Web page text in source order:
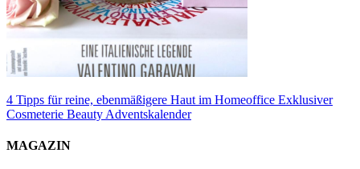
4 Tipps für reine, ebenmäßigere Haut im Homeoffice Exklusiver
Cosmeterie Beauty Adventskalender
MAGAZIN